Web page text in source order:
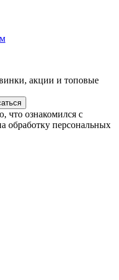
акции и топовые
что ознакомился с
обработку персональных